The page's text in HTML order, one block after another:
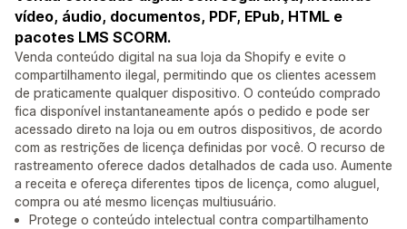
vídeo, áudio, documentos, PDF, EPub, HTML e
pacotes LMS SCORM.
Venda conteúdo digital na sua loja da Shopify e evite o
compartilhamento ilegal, permitindo que os clientes acessem
de praticamente qualquer dispositivo. O conteúdo comprado
fica disponível instantaneamente após o pedido e pode ser
acessado direto na loja ou em outros dispositivos, de acordo
com as restrições de licença definidas por você. O recurso de
rastreamento oferece dados detalhados de cada uso. Aumente
a receita e ofereça diferentes tipos de licença, como aluguel,
compra ou até mesmo licenças multiusuário.
Protege o conteúdo intelectual contra compartilhamento